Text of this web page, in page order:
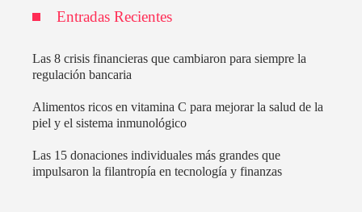
Entradas Recientes
Las 8 crisis financieras que cambiaron para siempre la
regulación bancaria
Alimentos ricos en vitamina C para mejorar la salud de la
piel y el sistema inmunológico
Las 15 donaciones individuales más grandes que
impulsaron la filantropía en tecnología y finanzas